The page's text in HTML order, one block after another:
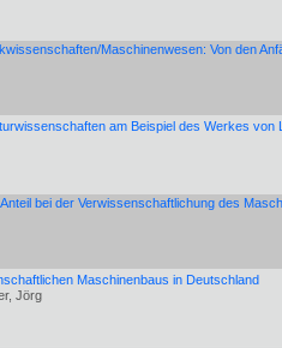
Maschinenwesen: Von den
am Beispiel des Werkes von
bei der Verwissenschaftlichung des
Maschinenbaus in Deutschland
Jörg